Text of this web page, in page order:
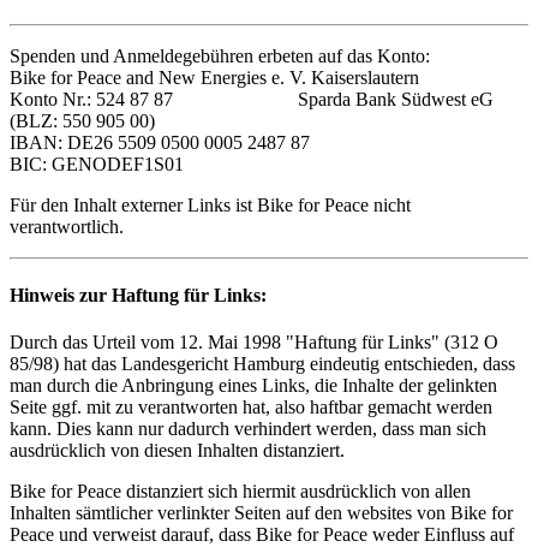
Spenden und Anmeldegebühren erbeten auf das Konto:
Bike for Peace and New Energies e. V. Kaiserslautern
Konto Nr.: 524 87 87 Sparda Bank Südwest eG
(BLZ: 550 905 00)
IBAN: DE26 5509 0500 0005 2487 87
BIC: GENODEF1S01
Für den Inhalt externer Links ist Bike for Peace nicht
verantwortlich.
Hinweis zur Haftung für Links:
Durch das Urteil vom 12. Mai 1998 "Haftung für Links" (312 O
85/98) hat das Landesgericht Hamburg eindeutig entschieden, dass
man durch die Anbringung eines Links, die Inhalte der gelinkten
Seite ggf. mit zu verantworten hat, also haftbar gemacht werden
kann. Dies kann nur dadurch verhindert werden, dass man sich
ausdrücklich von diesen Inhalten distanziert.
Bike for Peace distanziert sich hiermit ausdrücklich von allen
Inhalten sämtlicher verlinkter Seiten auf den websites von Bike for
Peace und verweist darauf, dass Bike for Peace weder Einfluss auf